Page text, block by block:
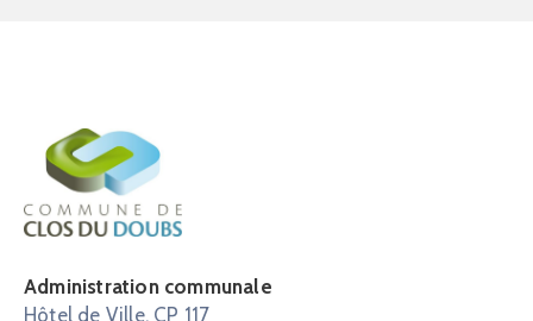
Administration communale
Hôtel de Ville, CP 117